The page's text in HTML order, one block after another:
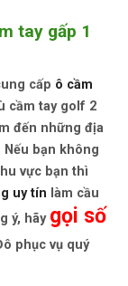
tay gấp 1
cấp ô cầm
cầm tay golf 2
đến những địa
bạn không
vực bạn thì
uy tín làm cầu
ý, hãy gọi số
phục vụ quý